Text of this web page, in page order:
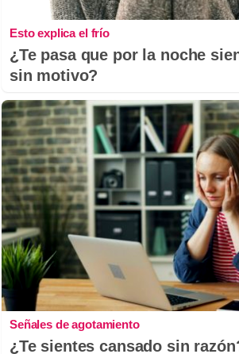
Esto explica el frío
¿Te pasa que por la noche
sin motivo?
Señales de agotamiento
¿Te sientes cansado sin